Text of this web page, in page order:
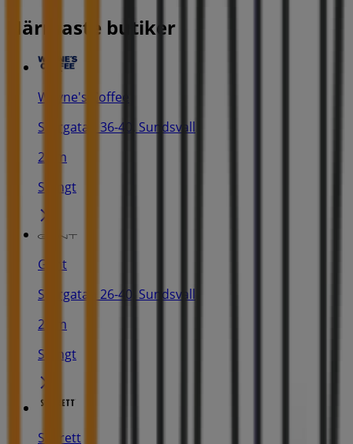
Närmaste butiker
Wayne's Coffee
Storgatan 36-40, Sundsvall
25 m
Stängt
Gant
Storgatan 26-40, Sundsvall
25 m
Stängt
Scorett